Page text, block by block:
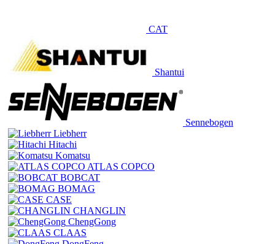
CAT
Shantui
Sennebogen
Liebherr
Hitachi
Komatsu
ATLAS COPCO
BOBCAT
BOMAG
CASE
CHANGLIN
ChengGong
CLAAS